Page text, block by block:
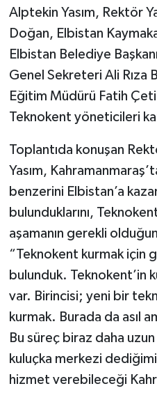
Alptekin Yasım, Rektör
Doğan, Elbistan
Elbistan Belediye
Genel Sekreteri Ali Rıza
Eğitim Müdürü Fatih
Teknokent yöneticileri
Toplantıda konuşan
Yasım,
benzerini Elbistan’a
bulunduklarını,
aşamanın gerekli
“Teknokent kurmak için
bulunduk. Teknokent’in
var. Birincisi; yeni bir
kurmak. Burada da asıl
Bu süreç biraz daha
kuluçka merkezi
hizmet verebileceği